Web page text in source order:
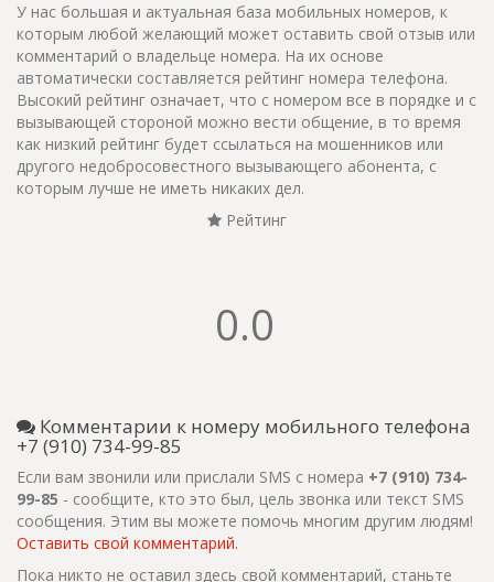
У нас большая и актуальная база мобильных номеров, к
которым любой желающий может оставить свой отзыв или
комментарий о владельце номера. На их основе
автоматически составляется рейтинг номера телефона.
Высокий рейтинг означает, что с номером все в порядке и с
вызывающей стороной можно вести общение, в то время
как низкий рейтинг будет ссылаться на мошенников или
другого недобросовестного вызывающего абонента, с
которым лучше не иметь никаких дел.
Рейтинг
0.0
Комментарии к номеру мобильного телефона
+7 (910) 734-99-85
Если вам звонили или прислали SMS с номера +7 (910) 734-
99-85 - сообщите, кто это был, цель звонка или текст SMS
сообщения. Этим вы можете помочь многим другим людям!
Оставить свой комментарий.
Пока никто не оставил здесь свой комментарий, станьте